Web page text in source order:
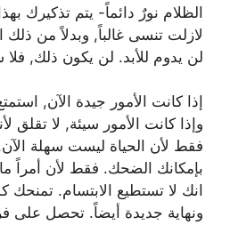
الظلام نورٌ دائماً- يتم تذكيرك
لازلت تنسى غالباً, وبدلاً من ذلك
لن يدوم للأبد. لن يكون ذلك, فلا
إذا كانت الأمور جيدة الآن,
وإذا كانت الأمور سيئة, لا تقلق
فقط لأن الحياة ليست سهلة
بإمكانك الضحك. فقط لأن أمراً
انك لا تستطيع الابتسام.
ونهاية جديدة أيضاً. تحصل على